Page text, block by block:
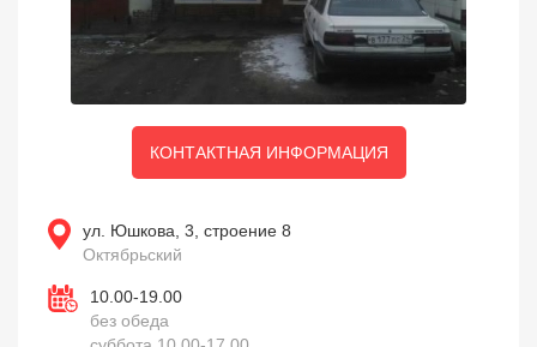
КОНТАКТНАЯ ИНФОРМАЦИЯ
ул. Юшкова, 3, строение 8
Октябрьский
10.00-19.00
без обеда